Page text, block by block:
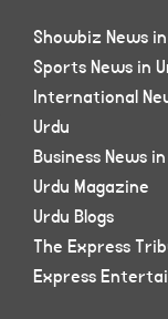
Showbiz News
Sports News in
International
Urdu
Business News
Urdu Magazine
Urdu Blogs
The Express
Express